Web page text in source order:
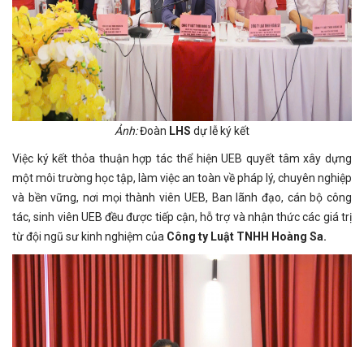
Ảnh:Đoàn LHS dự lễ ký kết
Việc ký kết thỏa thuận hợp tác thể hiện UEB quyết tâm xây dựng
một môi trường học tập, làm việc an toàn về pháp lý, chuyên nghiệp
và bền vững, nơi mọi thành viên UEB, Ban lãnh đạo, cán bộ công
tác, sinh viên UEB đều được tiếp cận, hỗ trợ và nhận thức các giá trị
từ đội ngũ sư kinh nghiệm của Công ty Luật TNHH Hoàng Sa.